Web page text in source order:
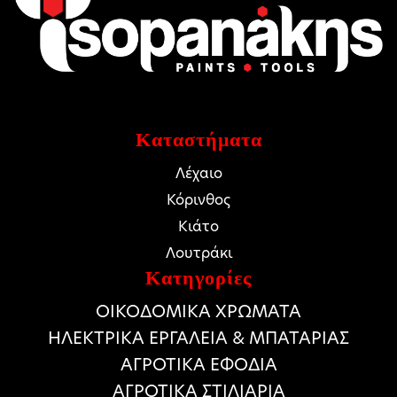
Καταστήματα
Λέχαιο
Κόρινθος
Κιάτο
Λουτράκι
Κατηγορίες
ΟΙΚΟΔΟΜΙΚΑ ΧΡΩΜΑΤΑ
HΛΕΚΤΡΙΚΑ ΕΡΓΑΛΕΙΑ & ΜΠΑΤΑΡΙΑΣ
ΑΓΡΟΤΙΚΑ ΕΦΟΔΙΑ
ΑΓΡΟΤΙΚΑ ΣΤΙΛΙΑΡΙΑ